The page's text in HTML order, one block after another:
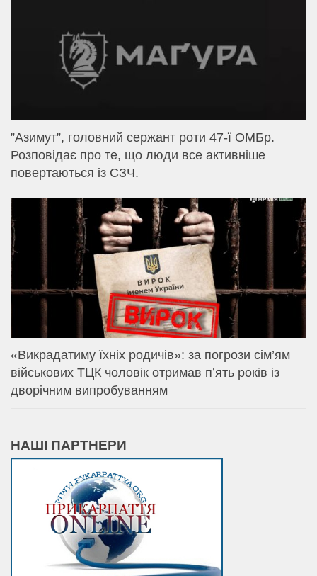
⁨”Азимут”, головний сержант роти 47-ї ОМБр.
Розповідає про те, що люди все активніше
повертаються із СЗЧ.
«Викрадатиму їхніх родичів»: за погрози сім’ям
військових ТЦК чоловік отримав п’ять років із
дворічним випробуванням
НАШІ ПАРТНЕРИ